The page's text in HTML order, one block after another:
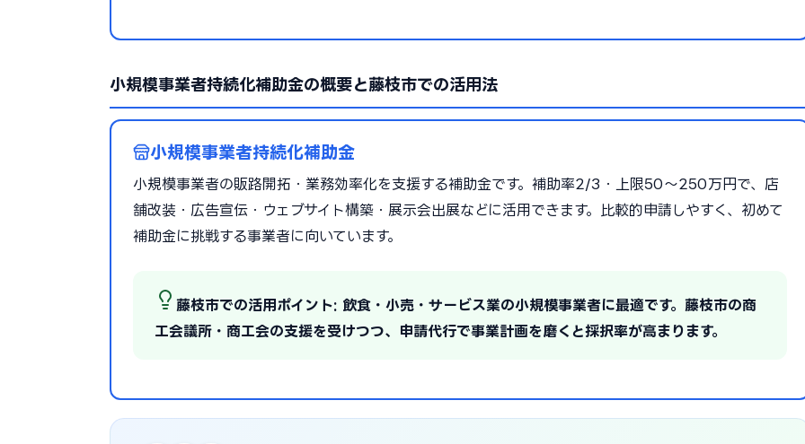
小規模事業者持続化補助金の概要と藤枝市での活用法
小規模事業者持続化補助金
小規模事業者の販路開拓・業務効率化を支援する補助金です。補助率2/3・上限50〜250万円で、店
舗改装・広告宣伝・ウェブサイト構築・展示会出展などに活用できます。比較的申請しやすく、初めて
補助金に挑戦する事業者に向いています。
藤枝市での活用ポイント: 飲食・小売・サービス業の小規模事業者に最適です。藤枝市の商
工会議所・商工会の支援を受けつつ、申請代行で事業計画を磨くと採択率が高まります。